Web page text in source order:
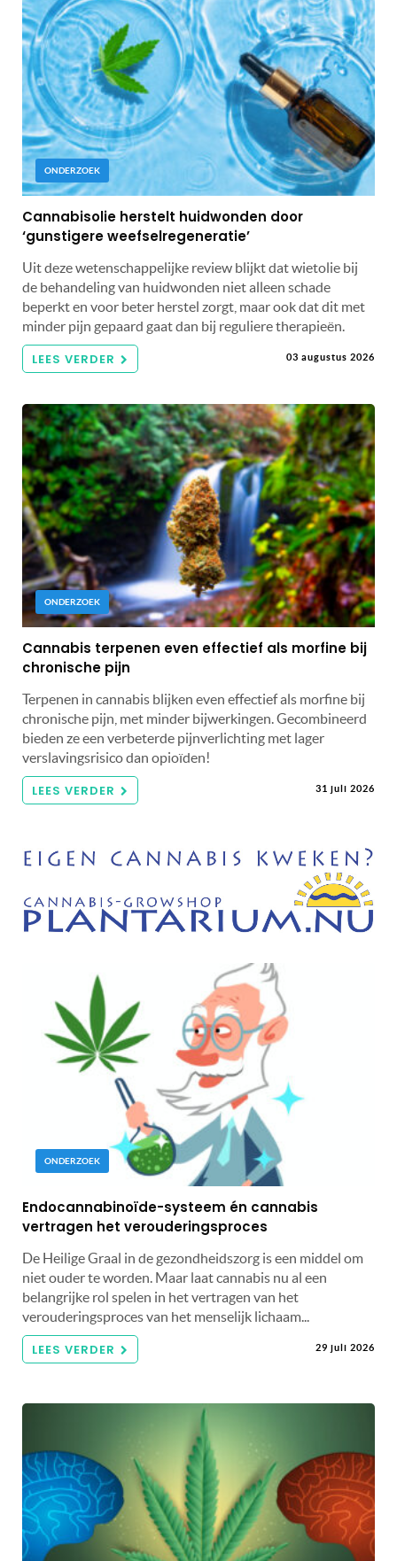
ONDERZOEK
Cannabisolie herstelt huidwonden door
‘gunstigere weefselregeneratie’
Uit deze wetenschappelijke review blijkt dat wietolie bij
de behandeling van huidwonden niet alleen schade
beperkt en voor beter herstel zorgt, maar ook dat dit met
minder pijn gepaard gaat dan bij reguliere therapieën.
LEES VERDER 03 augustus 2026
ONDERZOEK
Cannabis terpenen even effectief als morfine bij
chronische pijn
Terpenen in cannabis blijken even effectief als morfine bij
chronische pijn, met minder bijwerkingen. Gecombineerd
bieden ze een verbeterde pijnverlichting met lager
verslavingsrisico dan opioïden!
LEES VERDER 31 juli 2026
ONDERZOEK
Endocannabinoïde-systeem én cannabis
vertragen het verouderingsproces
De Heilige Graal in de gezondheidszorg is een middel om
niet ouder te worden. Maar laat cannabis nu al een
belangrijke rol spelen in het vertragen van het
verouderingsproces van het menselijk lichaam...
LEES VERDER 29 juli 2026